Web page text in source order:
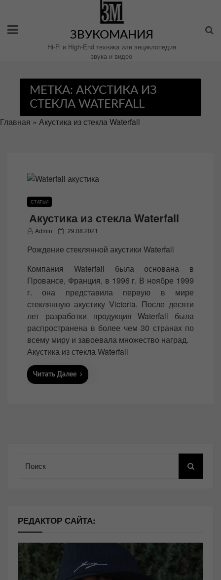
содержимому
ЗВУКОМАНИЯ
Hi-Fi и High-End техника или энциклопедия
звука и видео
МЕТКА: АКУСТИКА ИЗ
СТЕКЛА WATERFALL
Главная » Акустика из стекла Waterfall
СТАТЬИ
Акустика из стекла Waterfall
Admin
P
s
d
o
n
29.08.2021
Рождение стеклянной акустики Waterfall
Компания Waterfall была основана в
Провансе, Франция, в 1996 г. В ноябре 1999
г. она представила первую в мире
стеклянную акустику Victoria. После десяти
лет разработки продукция Waterfall была
распространена в более чем 30 странах по
всему миру и завоевала множество наград.
Акустика из стекла Waterfall
Читать Далее
РЕДАКТОР САЙТА: